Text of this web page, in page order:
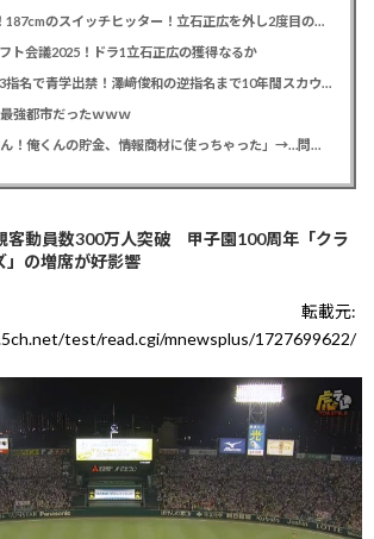
カープドラ1平川蓮！187cmのスイッチヒッター！立石正広を外し2度目の重複も新井監督がクジを引き当てる！【ドラフト会議2025】
ト会議2025！ドラ1立石正広の獲得なるか
緒方孝市カープドラ3指名で青学出禁！澤﨑俊和の逆指名まで10年間スカウト出禁
強都市だったｗｗｗ
【悲報】彼女「ごめん！俺くんの貯金、情報商材に使っちゃった」→…問い詰めたらギャン泣きされたんだが俺が悪いのか？
動員数300万人突破 甲子園100周年「クラ
」の増席が好影響
転載元:
test/read.cgi/mnewsplus/1727699622/